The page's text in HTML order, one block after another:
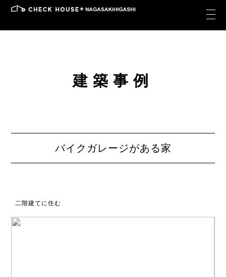
建築事例
バイクガレージがある家
二階建てに住む